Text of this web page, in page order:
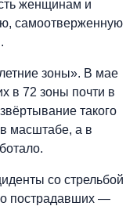
женщинам и
самоотверженную
зоны». В мае
в 72 зоны почти в
такого
масштабе, а в
со стрельбой
пострадавших —